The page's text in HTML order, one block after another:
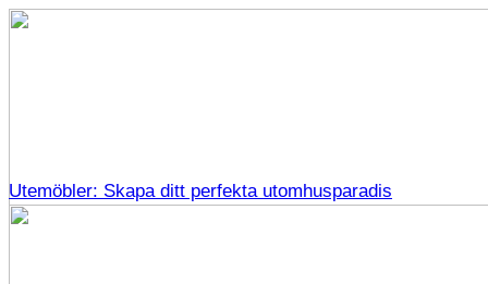
Utemöbler: Skapa ditt perfekta utomhusparadis